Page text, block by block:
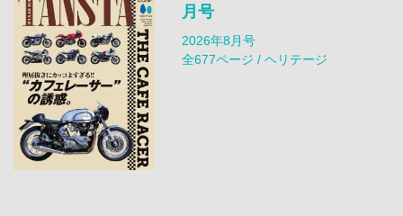
月号
2026年8月号
全677ページ / ヘリテージ